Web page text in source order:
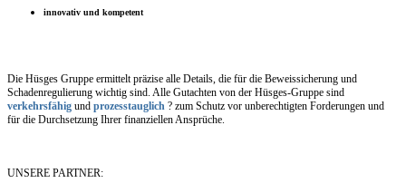
innovativ und kompetent
Die Hüsges Gruppe ermittelt präzise alle Details, die für die Beweissicherung und
Schadenregulierung wichtig sind. Alle Gutachten von der Hüsges-Gruppe sind
verkehrsfähig und prozesstauglich ? zum Schutz vor unberechtigten Forderungen und
für die Durchsetzung Ihrer finanziellen Ansprüche.
UNSERE PARTNER: